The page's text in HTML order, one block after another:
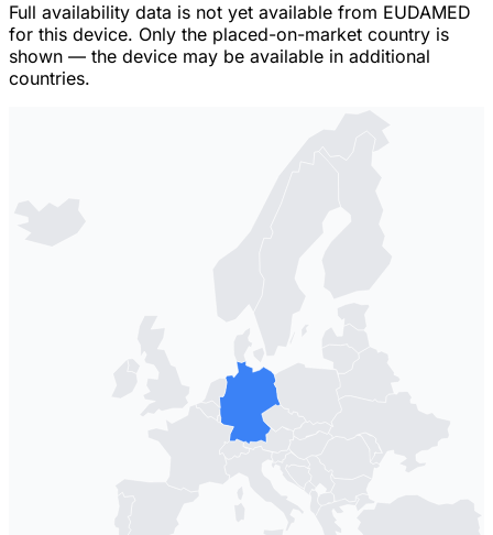
Full availability data is not yet available from EUDAMED
for this device. Only the placed-on-market country is
shown — the device may be available in additional
countries.